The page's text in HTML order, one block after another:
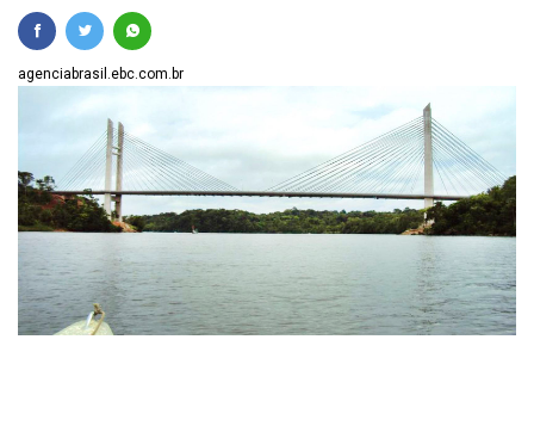
agenciabrasil.ebc.com.br